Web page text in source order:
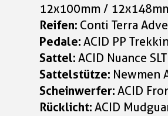
12x100mm /
Reifen: Conti Terra
Pedale:ACID PP
Sattel:ACID Nuance
Sattelstütze: Newmen
Scheinwerfer:ACID
Rücklicht:ACID